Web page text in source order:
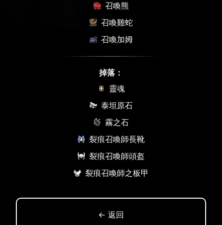
召喚熊
召喚雞蛇
召喚加姆
掉落：
靈魂
泰坦原石
霧之石
裂痕召喚師長靴
裂痕召喚師頭盔
裂痕召喚師之板甲
← 返回